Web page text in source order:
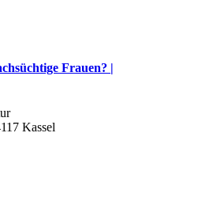
Frauen? |
Kassel